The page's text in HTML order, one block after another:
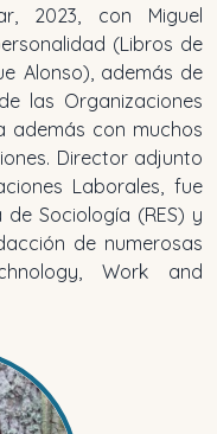
2023, con Miguel
(Libros de
Alonso), además de
las Organizaciones
además con muchos
Director adjunto
Laborales, fue
de Sociología (RES) y
de numerosas
Work and